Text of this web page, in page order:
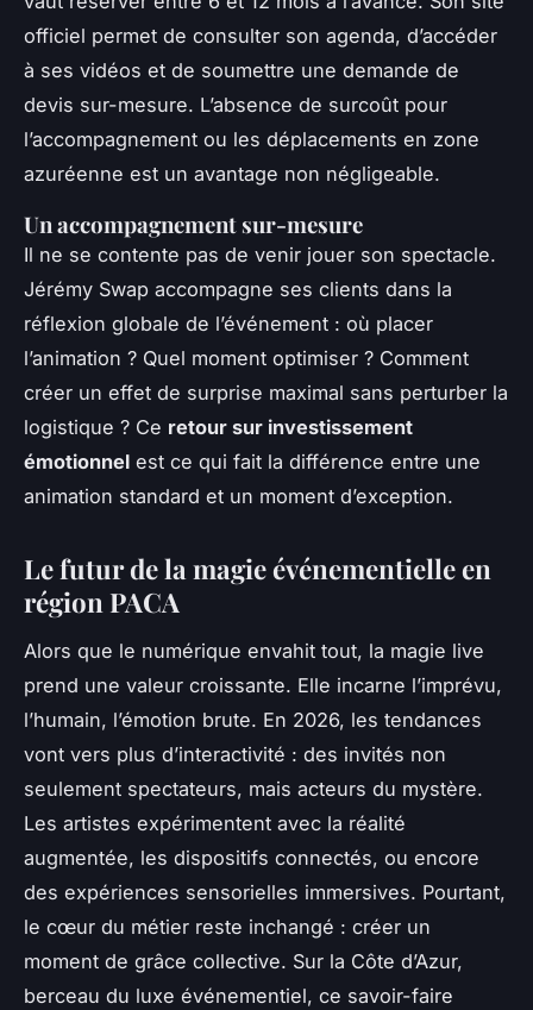
officiel permet de consulter son agenda, d’accéder
à ses vidéos et de soumettre une demande de
devis sur-mesure. L’absence de surcoût pour
l’accompagnement ou les déplacements en zone
azuréenne est un avantage non négligeable.
Un accompagnement sur-mesure
Il ne se contente pas de venir jouer son spectacle.
Jérémy Swap accompagne ses clients dans la
réflexion globale de l’événement : où placer
l’animation ? Quel moment optimiser ? Comment
créer un effet de surprise maximal sans perturber la
logistique ? Ce retour sur investissement
émotionnel est ce qui fait la différence entre une
animation standard et un moment d’exception.
Le futur de la magie événementielle en
région PACA
Alors que le numérique envahit tout, la magie live
prend une valeur croissante. Elle incarne l’imprévu,
l’humain, l’émotion brute. En 2026, les tendances
vont vers plus d’interactivité : des invités non
seulement spectateurs, mais acteurs du mystère.
Les artistes expérimentent avec la réalité
augmentée, les dispositifs connectés, ou encore
des expériences sensorielles immersives. Pourtant,
le cœur du métier reste inchangé : créer un
moment de grâce collective. Sur la Côte d’Azur,
berceau du luxe événementiel, ce savoir-faire